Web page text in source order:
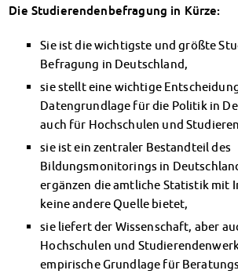
Die Studierendenbefragung in Kürze:
Sie ist die wichtigste und größte
Befragung in Deutschland,
sie stellt eine wichtige
Datengrundlage für die Politik in
auch für Hochschulen und
sie ist ein zentraler Bestandteil des
Bildungsmonitorings in
ergänzen die amtliche Statistik mit
keine andere Quelle bietet,
sie liefert der Wissenschaft, aber
Hochschulen und
empirische Grundlage für